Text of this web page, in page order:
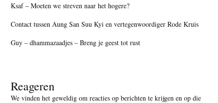
Ksaf – Moeten we streven naar het hogere?
Contact tussen Aung San Suu Kyi en vertegenwoordiger Rode Kruis
Guy – dhammazaadjes – Breng je geest tot rust
Reageren
We vinden het geweldig om reacties op berichten te krijgen en op die